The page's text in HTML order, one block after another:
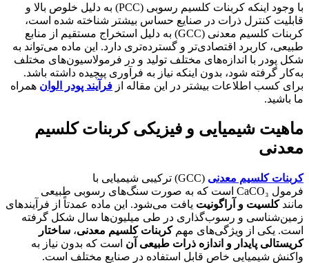
با وجود اینکه کربنات کلسیم رسوبی (PCC) به دلیل خلوص بالا و
کنترل ذرات در صنایع حساس بیشتر شناخته شده است،
کربنات کلسیم معدنی (GCC) به دلیل استخراج مستقیم از منابع
کاربرد اقتصادی‌تر و گسترده‌تری دارد. این ماده می‌تواند به
پودر با اندازه‌های مختلف تولید و در فرمولاسیون‌های مختلف
گرفته شود، بدون اینکه نیاز به فرآوری پیچیده داشته باشد.
کسب اطلاعات بیشتر در این مقاله از فرآیند پودر الوان همراه
باشید.
شیمیایی و فیزیکی کربنات کلسیم
کلسیم معدنی
(GCC) ترکیبی شیمیایی با
فرمول CaCO₃ است که به صورت سنگ‌های رسوبی طبیعی
کلسیت و آراگونیتیافت می‌شود. این ماده عمدتاً از فرآیندهای
و رسوب‌گذاری در طی میلیون‌ها سال شکل گرفته
یکی از ویژگی‌های مهمکربنات کلسیم معدنی، ساختار
پایدار و اندازه ذرات طبیعی آن است که بدون نیاز به
شیمیایی خاص قابل استفاده در صنایع مختلف است.